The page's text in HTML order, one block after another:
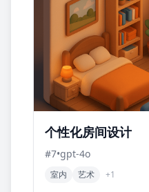
个性化房间设计
#7•gpt-4o
室内 艺术 +1